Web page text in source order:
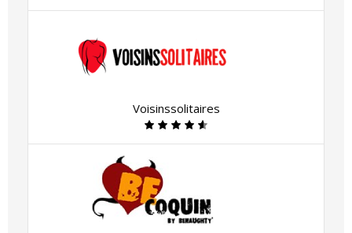
Voisinssolitaires